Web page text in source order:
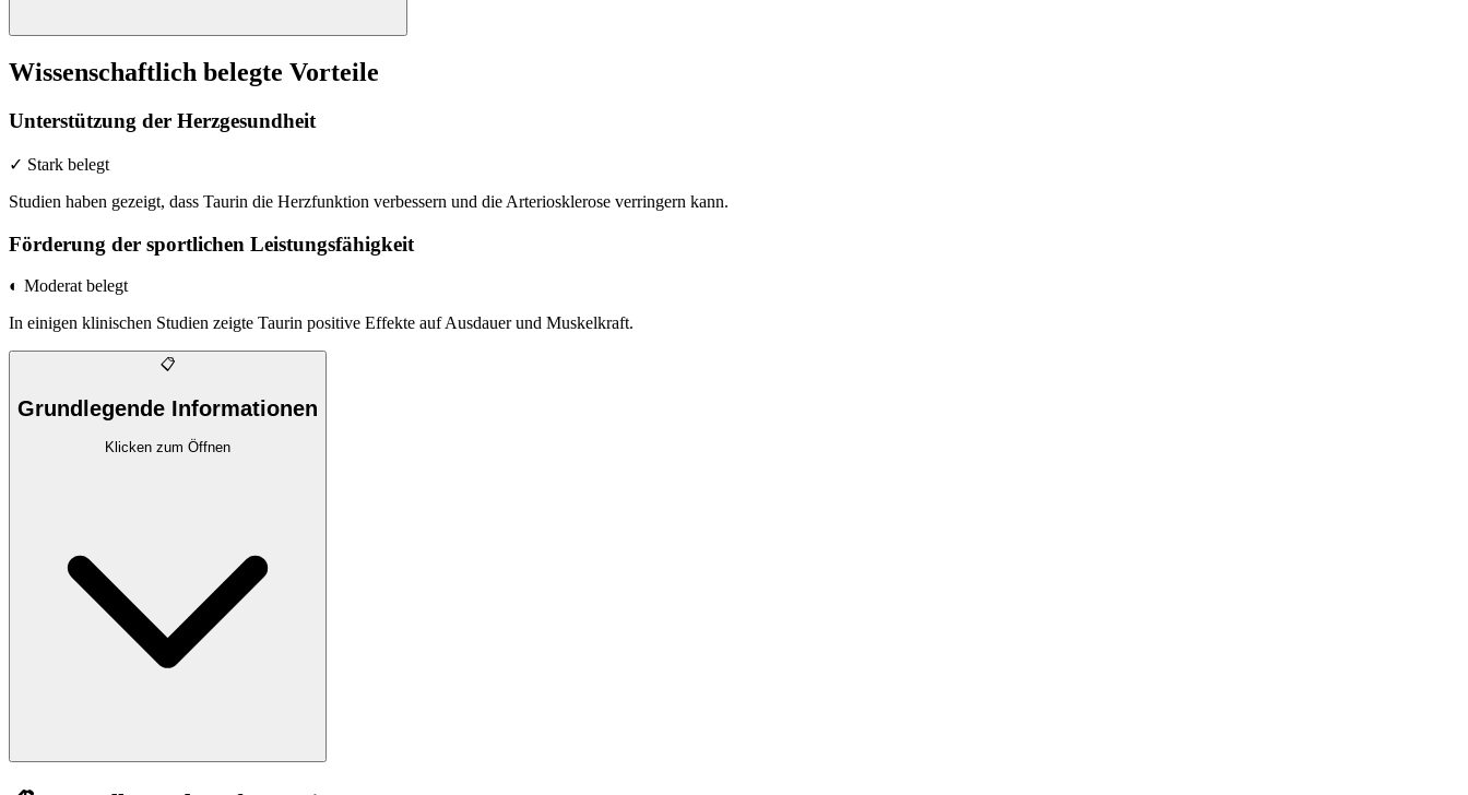
Wissenschaftlich belegte Vorteile
Unterstützung der Herzgesundheit
✓ Stark belegt
Studien haben gezeigt, dass Taurin die Herzfunktion verbessern und die Arteriosklerose verringern kann.
Förderung der sportlichen Leistungsfähigkeit
◐ Moderat belegt
In einigen klinischen Studien zeigte Taurin positive Effekte auf Ausdauer und Muskelkraft.
📋
Grundlegende Informationen
Klicken zum Öffnen